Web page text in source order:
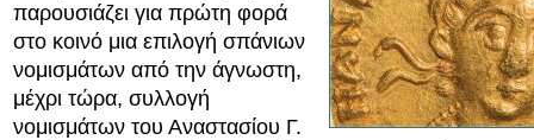
παρουσιάζει για πρώτη φορά
στο κοινό μια επιλογή σπάνιων
νομισμάτων από την άγνωστη,
μέχρι τώρα, συλλογή
νομισμάτων του Αναστασίου Γ.